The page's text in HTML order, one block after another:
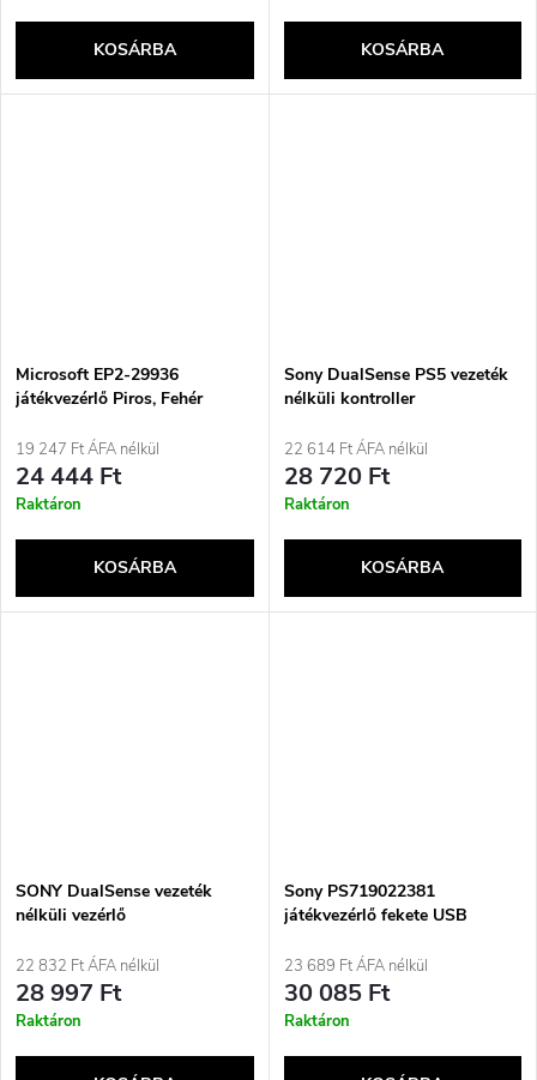
KOSÁRBA KOSÁRBA
Microsoft EP2-29936
játékvezérlő Piros, Fehér
Analóg/Digitális Android, PC,
Xbox One, Xbox Series S, Xbox
Series X, iOS
19 247 Ft ÁFA nélkül
24 444 Ft
Raktáron
KOSÁRBA
Sony DualSense PS5 vezeték
nélküli kontroller
22 614 Ft ÁFA nélkül
28 720 Ft
Raktáron
KOSÁRBA
SONY DualSense vezeték
nélküli vezérlő
22 832 Ft ÁFA nélkül
28 997 Ft
Raktáron
Sony PS719022381
játékvezérlő fekete USB
5
23 689 Ft ÁFA nélkül
30 085 Ft
Raktáron